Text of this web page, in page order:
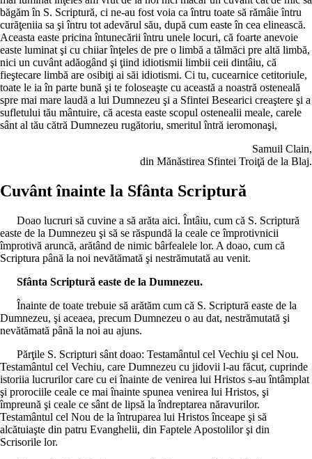
băgăm în S. Scriptură, ci ne-au fost voia ca întru toate să rămâie întru
curăţeniia sa şi întru tot adevărul său, după cum easte în cea elinească.
Aceasta easte pricina întunecării întru unele locuri, că foarte anevoie
easte luminat şi cu chiiar înţeles de pre o limbă a tălmăci pre altă limbă,
nici un cuvânt adăogând şi ţiind idiotismii limbii ceii dintâiu, că
fieştecare limbă are osibiţi ai săi idiotismi. Ci tu, cucearnice cetitoriule,
toate le ia în parte bună şi te foloseaşte cu această a noastră osteneală
spre mai mare laudă a lui Dumnezeu şi a Sfintei Besearici creaştere şi a
sufletului tău mântuire, că acesta easte scopul ostenealii meale, carele
sânt al tău cătră Dumnezeu rugătoriu, smeritul întră ieromonaşi,
Samuil Clain,
din Mănăstirea Sfintei Troiţă de la Blaj.
Cuvânt înainte la Sfânta Scriptură
Doao lucruri să cuvine a să arăta aici. Întâiu, cum că S. Scriptură
easte de la Dumnezeu şi să se răspundă la ceale ce împrotivnicii
împrotivă aruncă, arătând de nimic bârfealele lor. A doao, cum că
Scriptura până la noi nevătămată şi nestrămutată au venit.
Sfânta Scriptură easte de la Dumnezeu.
Înainte de toate trebuie să arătăm cum că S. Scriptură easte de la
Dumnezeu, şi aceaea, precum Dumnezeu o au dat, nestrămutată şi
nevătămată până la noi au ajuns.
Părţile S. Scripturi sânt doao: Testamântul cel Vechiu şi cel Nou.
Testamântul cel Vechiu, care Dumnezeu cu jidovii l-au făcut, cuprinde
istoriia lucrurilor care cu ei înainte de venirea lui Hristos s-au întâmplat
şi prorociile ceale ce mai înainte spunea venirea lui Hristos, şi
împreună şi ceale ce sânt de lipsă la îndreptarea năravurilor.
Testamântul cel Nou de la întruparea lui Hristos înceape şi să
alcătuiaşte din patru Evanghelii, din Faptele Apostolilor şi din
Scrisorile lor.